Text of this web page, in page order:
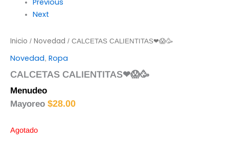
Previous
Next
Inicio / Novedad / CALCETAS CALIENTITAS❤😱🥳
Novedad, Ropa
CALCETAS CALIENTITAS❤😱🥳
Menudeo
Mayoreo $28.00
Agotado